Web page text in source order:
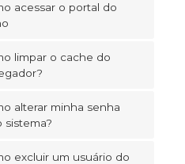
acessar o portal do
limpar o cache do
alterar minha senha
sistema?
excluir um usuário do